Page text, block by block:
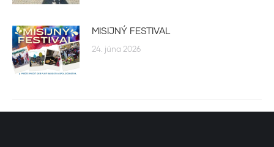
MISIJNÝ FESTIVAL
24. júna 2026